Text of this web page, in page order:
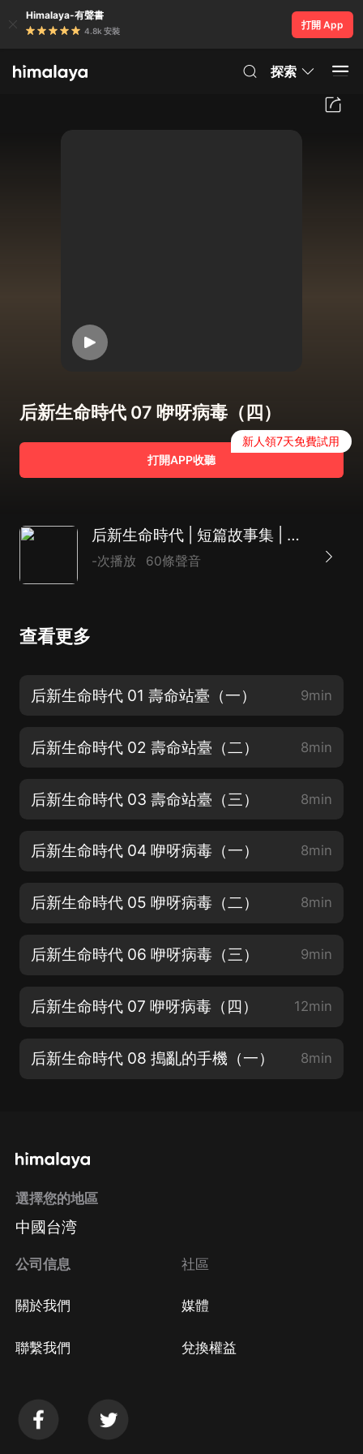
Himalaya-有聲書
4.8k 安裝
打開 App
探索
后新生命時代 07 咿呀病毒（四）
打開APP收聽
新人領7天免費試用
后新生命時代 | 短篇故事集 | 恐怖故事
-次播放 60條聲音
查看更多
后新生命時代 01 壽命站臺（一） 9min
后新生命時代 02 壽命站臺（二） 8min
后新生命時代 03 壽命站臺（三） 8min
后新生命時代 04 咿呀病毒（一） 8min
后新生命時代 05 咿呀病毒（二） 8min
后新生命時代 06 咿呀病毒（三） 9min
后新生命時代 07 咿呀病毒（四） 12min
后新生命時代 08 搗亂的手機（一） 8min
選擇您的地區
中國台湾
公司信息
關於我們
聯繫我們
社區
媒體
兌換權益